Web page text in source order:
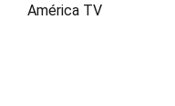
América TV